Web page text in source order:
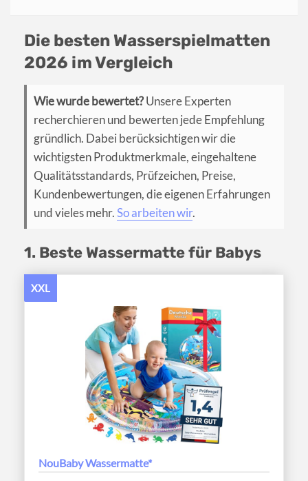
Die besten Wasserspielmatten
2026 im Vergleich
Wie wurde bewertet?Unsere Experten
recherchieren und bewerten jede Empfehlung
gründlich. Dabei berücksichtigen wir die
wichtigsten Produktmerkmale, eingehaltene
Qualitätsstandards, Prüfzeichen, Preise,
Kundenbewertungen, die eigenen Erfahrungen
und vieles mehr.So arbeiten wir.
1. Beste Wassermatte für Babys
XXL
NouBaby Wassermatte*